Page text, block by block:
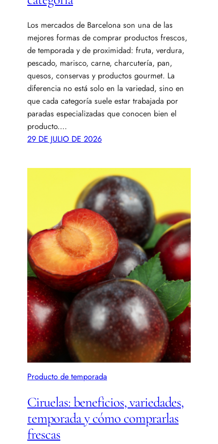
Los mercados de Barcelona son una de las
mejores formas de comprar productos frescos,
de temporada y de proximidad: fruta, verdura,
pescado, marisco, carne, charcutería, pan,
quesos, conservas y productos gourmet. La
diferencia no está solo en la variedad, sino en
que cada categoría suele estar trabajada por
paradas especializadas que conocen bien el
producto.…
29 DE JULIO DE 2026
Producto de temporada
Ciruelas: beneficios, variedades,
temporada y cómo comprarlas
frescas